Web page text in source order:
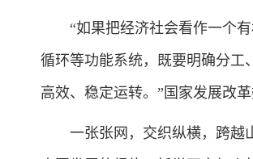
“如果把经济社会看作一个有
循环等功能系统，既要明确分工
高效、稳定运转。”国家发展改
一张张网，交织纵横，跨越山